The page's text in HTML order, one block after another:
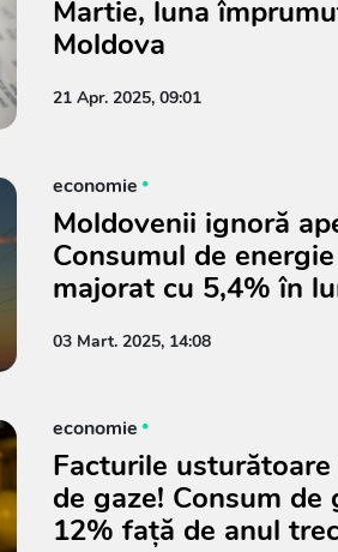
Martie, luna
Moldova
21 Apr. 2025, 09:01
economie
Moldovenii ignoră
Consumul de
majorat cu 5,4% în
03 Mart. 2025, 14:08
economie
Facturile
de gaze! Consum de
12% față de anul